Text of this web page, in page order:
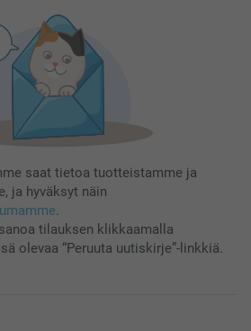
saat tietoa tuotteistamme ja
ja hyväksyt näin
.
tilauksen klikkaamalla
olevaa “Peruuta uutiskirje”-linkkiä.